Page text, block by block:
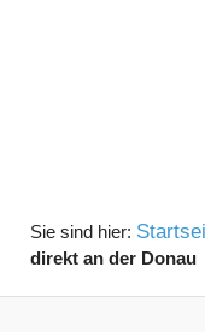
direkt an der Donau